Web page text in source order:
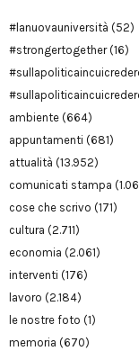
#lanuovauniversità (52)
#strongertogether(16)
ambiente (664)
appuntamenti (681)
attualità (13.952)
comunicati stampa
cose che scrivo (171)
cultura (2.711)
economia (2.061)
interventi (176)
lavoro (2.184)
le nostre foto (1)
memoria (670)